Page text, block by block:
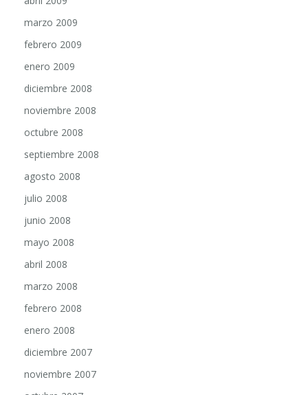
marzo 2009
febrero 2009
enero 2009
diciembre 2008
noviembre 2008
octubre 2008
septiembre 2008
agosto 2008
julio 2008
junio 2008
mayo 2008
abril 2008
marzo 2008
febrero 2008
enero 2008
diciembre 2007
noviembre 2007
octubre 2007